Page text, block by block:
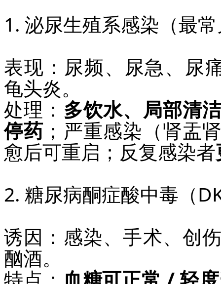
1. 泌尿生殖系感染（最
表现：尿频、尿急、尿
龟头炎。
处理： 多饮水、局部清
停药 ；严重感染（肾盂
愈后可重启；反复感染者
2. 糖尿病酮症酸中毒（
诱因：感染、手术、创
酗酒。
特点： 血糖可正常 / 轻